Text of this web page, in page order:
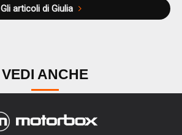
Gli articoli di Giulia
VEDI ANCHE